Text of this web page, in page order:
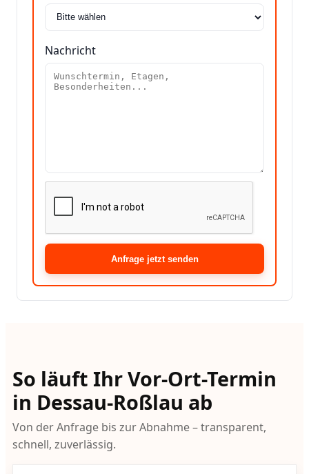
Nachricht
Anfrage jetzt senden
So läuft Ihr Vor-Ort-Termin
in Dessau-Roßlau ab
Von der Anfrage bis zur Abnahme – transparent,
schnell, zuverlässig.